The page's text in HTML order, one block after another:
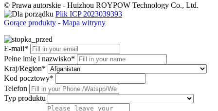
© Prawa autorskie - Huizhou ROYPOW Technology Co., Ltd.
Plik ICP 2023039393
Gorące produkty - Mapa witryny
E-mail*
Pełne imię i nazwisko*
Kraj/Region*
Kod pocztowy*
Telefon
Typ produktu